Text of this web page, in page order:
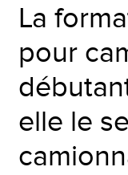
La
pour
elle le